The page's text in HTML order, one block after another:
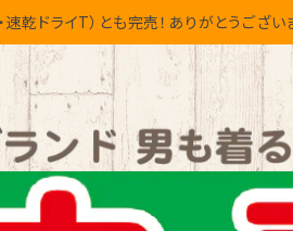
乾ドライT）とも完売！ありがとうござい